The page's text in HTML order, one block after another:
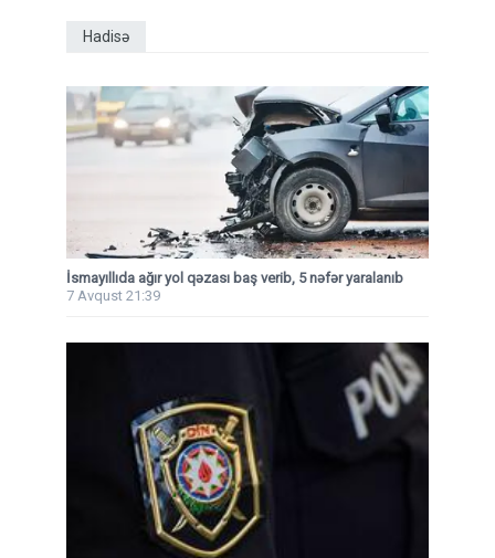
Hadisə
İsmayıllıda ağır yol qəzası baş verib, 5 nəfər yaralanıb
7 Avqust 21:39